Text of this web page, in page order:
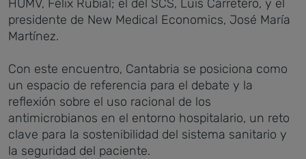
HUMV, Félix Rubial; el del SCS, Luis Carretero, y el
presidente de New Medical Economics, José María
Martínez.
Con este encuentro, Cantabria se posiciona como
un espacio de referencia para el debate y la
reflexión sobre el uso racional de los
antimicrobianos en el entorno hospitalario, un reto
clave para la sostenibilidad del sistema sanitario y
la seguridad del paciente.